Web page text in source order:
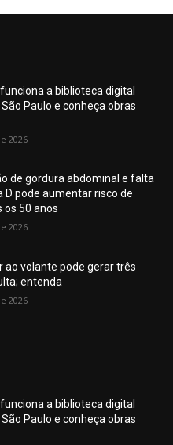
a biblioteca digital
Paulo e conheça obras
2026
de gordura abdominal e falta
D pode aumentar risco de
os 50 anos
2026
ao volante pode gerar três
entenda
2026
a biblioteca digital
Paulo e conheça obras